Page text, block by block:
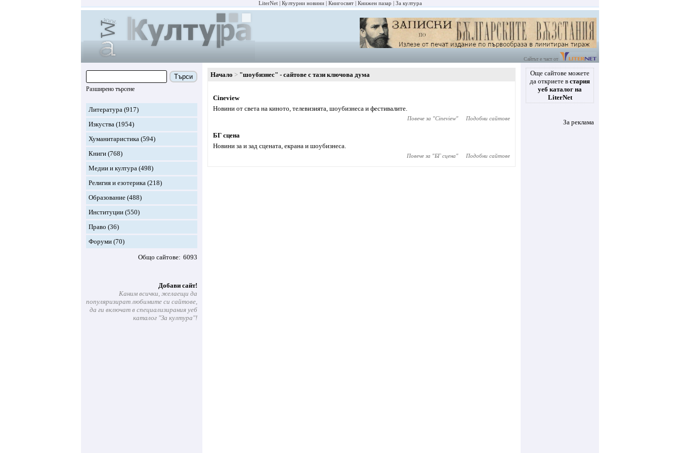
LiterNet Културни новини Книгосвят Книжен пазар За култура
Сайтът е част от
Търси
Разширено търсене
Литература (917)
Изкуства (1954)
Хуманитаристика (594)
Книги (768)
Медии и култура (498)
Религия и езотерика (218)
Образование (488)
Институции (550)
Право (36)
Форуми (70)
Общо сайтове 6093
Добави сайт!
Каним всички, желаещи да
популяризират любимите си сайтове,
да ги включат в специализирания уеб
каталог "За култура"!
Начало "шоубизнес" - сайтове с тази ключова дума
Cineview
Новини от света на киното, телевизията, шоубизнеса и фестивалите.
Повече за "Cineview" Подобни сайтове
БГ сцена
Новини за и зад сцената, екрана и шоубизнеса.
Повече за "БГ сцена" Подобни сайтове
Още сайтове можете
да откриете в стария
уеб каталог на
LiterNet
За реклама